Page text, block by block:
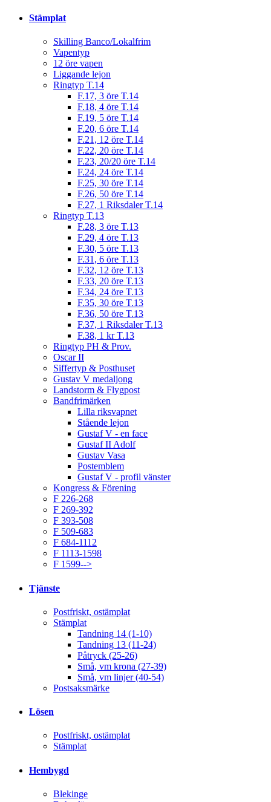
Stämplat
Skilling Banco/Lokalfrim
Vapentyp
12 öre vapen
Liggande lejon
Ringtyp T.14
F.17, 3 öre T.14
F.18, 4 öre T.14
F.19, 5 öre T.14
F.20, 6 öre T.14
F.21, 12 öre T.14
F.22, 20 öre T.14
F.23, 20/20 öre T.14
F.24, 24 öre T.14
F.25, 30 öre T.14
F.26, 50 öre T.14
F.27, 1 Riksdaler T.14
Ringtyp T.13
F.28, 3 öre T.13
F.29, 4 öre T.13
F.30, 5 öre T.13
F.31, 6 öre T.13
F.32, 12 öre T.13
F.33, 20 öre T.13
F.34, 24 öre T.13
F.35, 30 öre T.13
F.36, 50 öre T.13
F.37, 1 Riksdaler T.13
F.38, 1 kr T.13
Ringtyp PH & Prov.
Oscar II
Siffertyp & Posthuset
Gustav V medaljong
Landstorm & Flygpost
Bandfrimärken
Lilla riksvapnet
Stående lejon
Gustaf V - en face
Gustaf II Adolf
Gustav Vasa
Postemblem
Gustaf V - profil vänster
Kongress & Förening
F 226-268
F 269-392
F 393-508
F 509-683
F 684-1112
F 1113-1598
F 1599-->
Tjänste
Postfriskt, ostämplat
Stämplat
Tandning 14 (1-10)
Tandning 13 (11-24)
Påtryck (25-26)
Små, vm krona (27-39)
Små, vm linjer (40-54)
Postsaksmärke
Lösen
Postfriskt, ostämplat
Stämplat
Hembygd
Blekinge